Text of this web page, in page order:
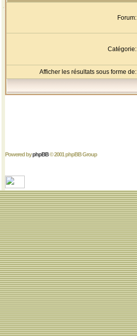
Forum:
Catégorie:
Afficher les résultats sous forme de:
Powered byphpBB© 2001 phpBB Group